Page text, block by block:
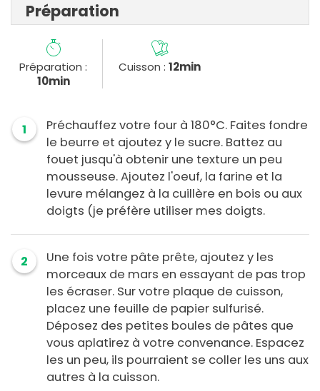
Préparation
Préparation :
10min
Cuisson :12min
1
Préchauffez votre four à 180°C. Faites fondre
le beurre et ajoutez y le sucre. Battez au
fouet jusqu'à obtenir une texture un peu
mousseuse. Ajoutez l'oeuf, la farine et la
levure mélangez à la cuillère en bois ou aux
doigts (je préfère utiliser mes doigts.
2
Une fois votre pâte prête, ajoutez y les
morceaux de mars en essayant de pas trop
les écraser. Sur votre plaque de cuisson,
placez une feuille de papier sulfurisé.
Déposez des petites boules de pâtes que
vous aplatirez à votre convenance. Espacez
les un peu, ils pourraient se coller les uns aux
autres à la cuisson.